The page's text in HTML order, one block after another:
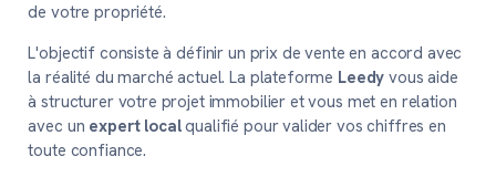
de votre propriété.
L'objectif consiste à définir un prix de vente en accord avec
la réalité du marché actuel. La plateforme Leedy vous aide
à structurer votre projet immobilier et vous met en relation
avec un expert localqualifié pour valider vos chiffres en
toute confiance.